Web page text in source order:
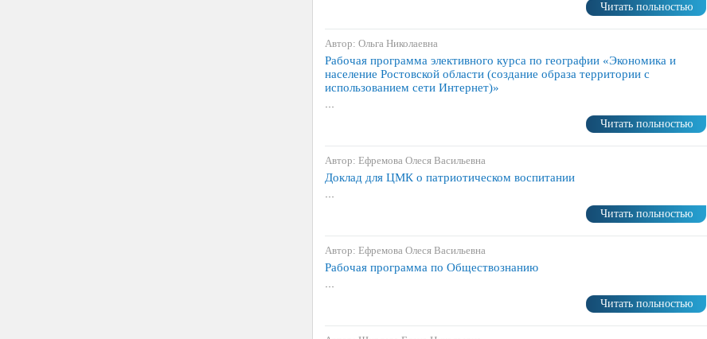
Читать польностью
Автор: Ольга Николаевна
Рабочая программа элективного курса по географии «Экономика и
население Ростовской области (создание образа территории с
использованием сети Интернет)»
…
Читать польностью
Автор: Ефремова Олеся Васильевна
Доклад для ЦМК о патриотическом воспитании
…
Читать польностью
Автор: Ефремова Олеся Васильевна
Рабочая программа по Обществознанию
…
Читать польностью